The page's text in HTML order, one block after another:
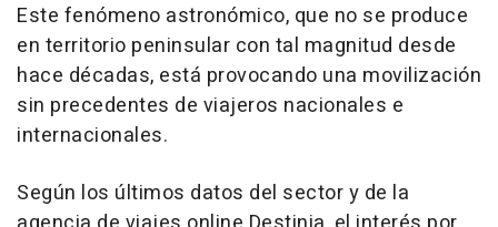
Este fenómeno astronómico, que no se produce
en territorio peninsular con tal magnitud desde
hace décadas, está provocando una movilización
sin precedentes de viajeros nacionales e
internacionales.
Según los últimos datos del sector y de la